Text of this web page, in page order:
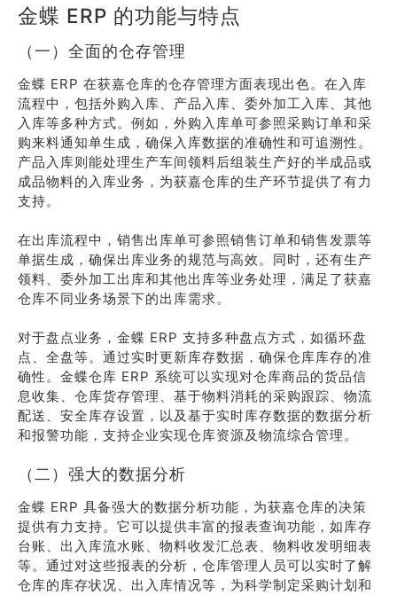
金蝶 ERP 的功能与特点
（一）全面的仓存管理
金蝶 ERP 在获嘉仓库的仓存管理方面表现出色。在入库
流程中，包括外购入库、产品入库、委外加工入库、其他
入库等多种方式。例如，外购入库单可参照采购订单和采
购来料通知单生成，确保入库数据的准确性和可追溯性。
产品入库则能处理生产车间领料后组装生产好的半成品或
成品物料的入库业务，为获嘉仓库的生产环节提供了有力
支持。
在出库流程中，销售出库单可参照销售订单和销售发票等
单据生成，确保出库业务的规范与高效。同时，还有生产
领料、委外加工出库和其他出库等业务处理，满足了获嘉
仓库不同业务场景下的出库需求。
对于盘点业务，金蝶 ERP 支持多种盘点方式，如循环盘
点、全盘等。通过实时更新库存数据，确保仓库库存的准
确性。金蝶仓库 ERP 系统可以实现对仓库商品的货品信
息收集、仓库货存管理、基于物料消耗的采购跟踪、物流
配送、安全库存设置，以及基于实时库存数据的数据分析
和报警功能，支持企业实现仓库资源及物流综合管理。
（二）强大的数据分析
金蝶 ERP 具备强大的数据分析功能，为获嘉仓库的决策
提供有力支持。它可以提供丰富的报表查询功能，如库存
台账、出入库流水账、物料收发汇总表、物料收发明细表
等。通过对这些报表的分析，仓库管理人员可以实时了解
仓库的库存状况、出入库情况等，为科学制定采购计划和